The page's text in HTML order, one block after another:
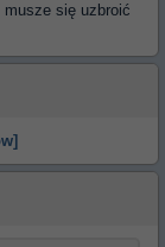
się uzbroić